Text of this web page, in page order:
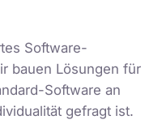
Software-
bauen Lösungen für
Software an
gefragt ist.